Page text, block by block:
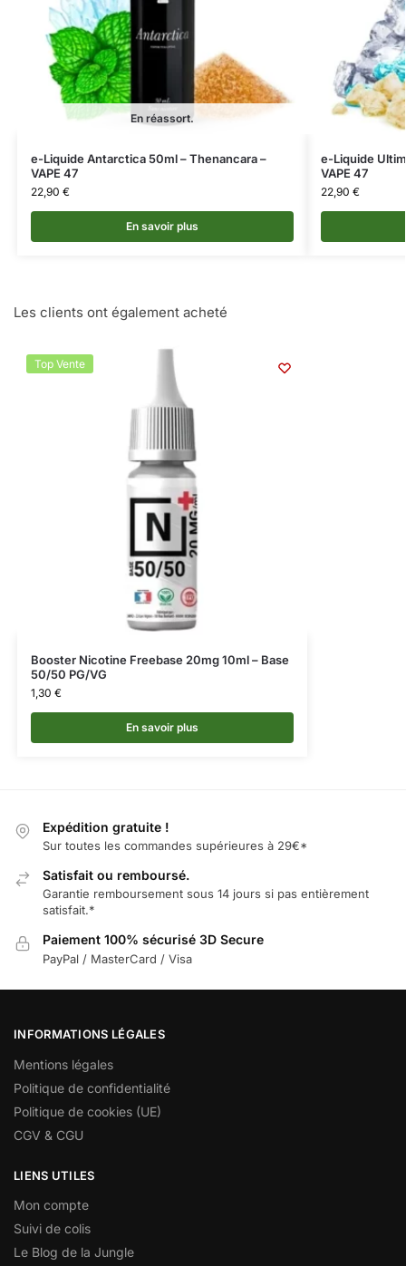
En réassort.
e-Liquide Antarctica 50ml – Thenancara –
VAPE 47
22,90 €
En savoir plus
e-Liquide
VAPE 47
22,90 €
Les clients ont également acheté
Top Vente
Booster Nicotine Freebase 20mg 10ml – Base
50/50 PG/VG
1,30 €
En savoir plus
Expédition gratuite !
Sur toutes les commandes supérieures à 29€*
Satisfait ou remboursé.
Garantie remboursement sous 14 jours si pas entièrement
satisfait.*
Paiement 100% sécurisé 3D Secure
PayPal / MasterCard / Visa
INFORMATIONS LÉGALES
Mentions légales
Politique de confidentialité
Politique de cookies (UE)
CGV & CGU
LIENS UTILES
Mon compte
Suivi de colis
Le Blog de la Jungle